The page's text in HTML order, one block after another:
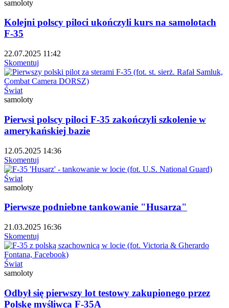
samoloty
Kolejni polscy piloci ukończyli kurs na samolotach
F-35
22.07.2025 11:42
Skomentuj
Świat
samoloty
Pierwsi polscy piloci F-35 zakończyli szkolenie w
amerykańskiej bazie
12.05.2025 14:36
Skomentuj
Świat
samoloty
Pierwsze podniebne tankowanie "Husarza"
21.03.2025 16:36
Skomentuj
Świat
samoloty
Odbył się pierwszy lot testowy zakupionego przez
Polskę myśliwca F-35A